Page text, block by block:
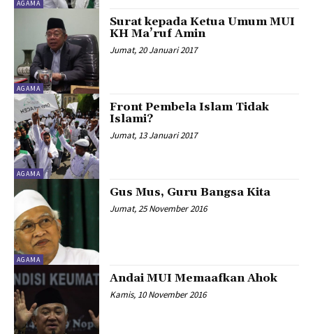
AGAMA
AGAMA
Surat kepada Ketua Umum MUI
KH Ma’ruf Amin
Jumat, 20 Januari 2017
AGAMA
Front Pembela Islam Tidak
Islami?
Jumat, 13 Januari 2017
AGAMA
Gus Mus, Guru Bangsa Kita
Jumat, 25 November 2016
Andai MUI Memaafkan Ahok
Kamis, 10 November 2016